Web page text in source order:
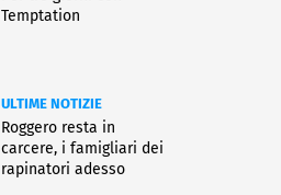
Temptation
ULTIME NOTIZIE
Roggero resta in
carcere, i famigliari dei
rapinatori adesso